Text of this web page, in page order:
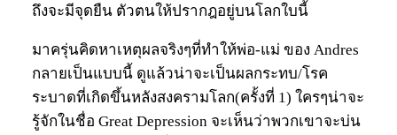
ถึงจะมีจุดยืน ตัวตนให้ปรากฎอยู่บนโลกใบนี้
มาครุ่นคิดหาเหตุผลจริงๆที่ทำให้พ่อ-แม่ ของ Andres
กลายเป็นแบบนี้ ดูแล้วน่าจะเป็นผลกระทบ/โรค
ระบาดที่เกิดขึ้นหลังสงครามโลก(ครั้งที่ 1) ใครๆน่าจะ
รู้จักในชื่อ Great Depression จะเห็นว่าพวกเขาจะบ่น